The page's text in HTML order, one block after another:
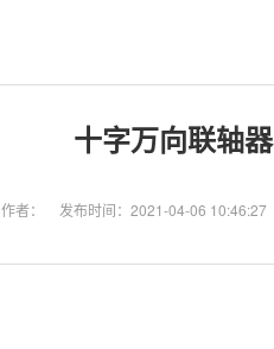
十字万向联轴器
作者： 发布时间：2021-04-06 10:46:27